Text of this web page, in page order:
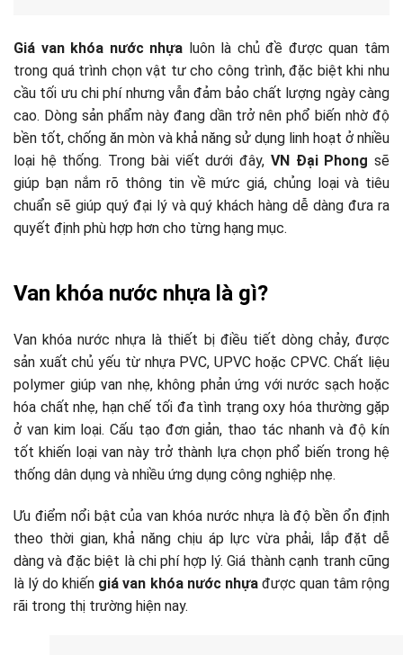
Giá van khóa nước nhựa luôn là chủ đề được quan tâm
trong quá trình chọn vật tư cho công trình, đặc biệt khi nhu
cầu tối ưu chi phí nhưng vẫn đảm bảo chất lượng ngày càng
cao. Dòng sản phẩm này đang dần trở nên phổ biến nhờ độ
bền tốt, chống ăn mòn và khả năng sử dụng linh hoạt ở nhiều
loại hệ thống. Trong bài viết dưới đây, VN Đại Phongsẽ
giúp bạn nắm rõ thông tin về mức giá, chủng loại và tiêu
chuẩn sẽ giúp quý đại lý và quý khách hàng dễ dàng đưa ra
quyết định phù hợp hơn cho từng hạng mục.
Van khóa nước nhựa là gì?
Van khóa nước nhựa là thiết bị điều tiết dòng chảy, được
sản xuất chủ yếu từ nhựa PVC, UPVC hoặc CPVC. Chất liệu
polymer giúp van nhẹ, không phản ứng với nước sạch hoặc
hóa chất nhẹ, hạn chế tối đa tình trạng oxy hóa thường gặp
ở van kim loại. Cấu tạo đơn giản, thao tác nhanh và độ kín
tốt khiến loại van này trở thành lựa chọn phổ biến trong hệ
thống dân dụng và nhiều ứng dụng công nghiệp nhẹ.
Ưu điểm nổi bật của van khóa nước nhựa là độ bền ổn định
theo thời gian, khả năng chịu áp lực vừa phải, lắp đặt dễ
dàng và đặc biệt là chi phí hợp lý. Giá thành cạnh tranh cũng
là lý do khiến giá van khóa nước nhựađược quan tâm rộng
rãi trong thị trường hiện nay.